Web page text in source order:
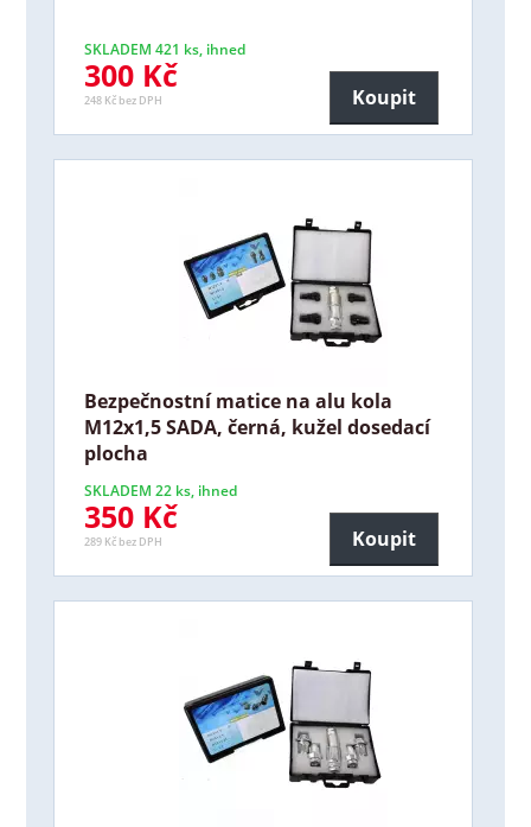
SKLADEM 421 ks, ihned
300 Kč
248 Kč bez DPH Koupit
Bezpečnostní matice na alu kola
M12x1,5 SADA, černá, kužel dosedací
plocha
SKLADEM 22 ks, ihned
350 Kč
289 Kč bez DPH Koupit